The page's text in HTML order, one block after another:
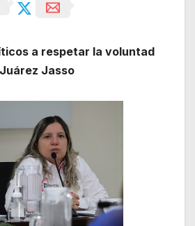
a respetar la voluntad
Jasso